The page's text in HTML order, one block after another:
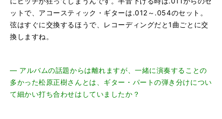
ットで、アコースティック・ギターは.012～.054のセット。
弦はすぐに交換するほうで、レコーディングだと1曲ごとに交
換しますね。
― アルバムの話題からは離れますが、一緒に演奏することの
多かった松原正樹さんとは、ギター・パートの弾き分けについ
て細かい打ち合わせはしていましたか？